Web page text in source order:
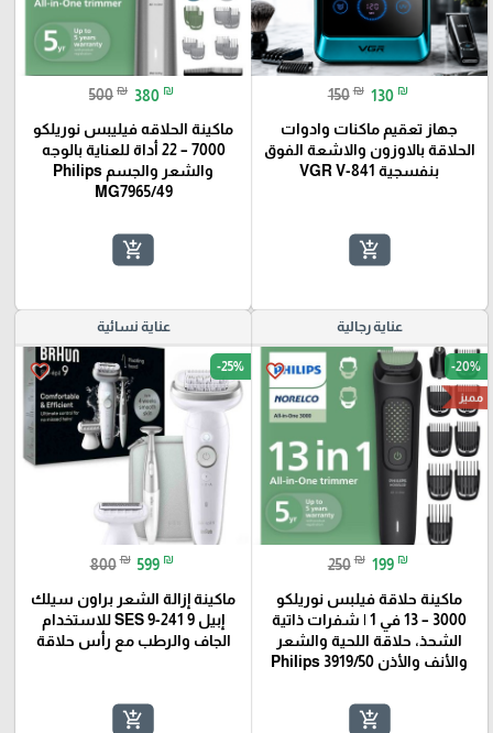
150 ₪ 130 ₪
جهاز تعقيم ماكنات وادوات
الحلاقة بالاوزون والاشعة الفوق
بنفسجية VGR V-841
add_shopping_cart
500 ₪ 380 ₪
ماكينة الحلاقه فيليبس نوريلكو
7000 – 22 أداة للعناية بالوجه
والشعر والجسم Philips
MG7965/49
add_shopping_cart
عناية رجالية
favorite_border -20%
مميز
250 ₪ 199 ₪
ماكينة حلاقة فيلبس نوريلكو
3000 – 13 في 1 | شفرات ذاتية
الشحذ، حلاقة اللحية والشعر
والأنف والأذن Philips 3919/50
add_shopping_cart
عناية نسائية
favorite_border -25%
800 ₪ 599 ₪
ماكينة إزالة الشعر براون سيلك
إبيل 9 SES 9-241 للاستخدام
الجاف والرطب مع رأس حلاقة
add_shopping_cart